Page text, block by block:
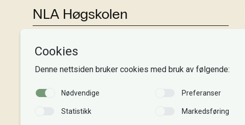
NLA Høgskolen
Tlf:+47 55 54 07 00
Send epost
Organisasjonsnr. 995 189 186
Kontonummer: 3000 48 00008